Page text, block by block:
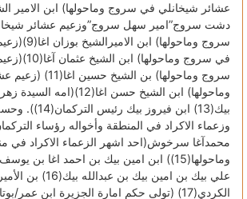
دشت سروج”امير سهل سروج”وزعيم عشائر
سروج
في سروج
سروج وماحولها) بن الشيخ
وماحولها) ابن الشيخ حسن
بيك(13) ابن
وزعماء الاكراد في المنطقة وأخواله رؤساء
محمدآغا سرخوش(احد اشهر الزعماء الاكراد في
وماحولها(15)) ابن امين بيك بن احمد اغا بن
علي بيك بن امين بيك بن